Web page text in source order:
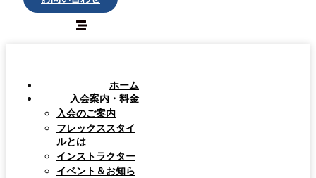
ホーム
入会案内・料金
入会のご案内
フレックススタイ
ルとは
インストラクター
イベント＆お知ら